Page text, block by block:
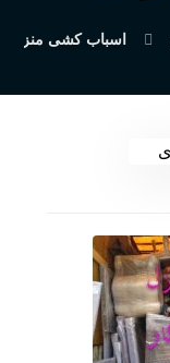
اسباب کشی منزل